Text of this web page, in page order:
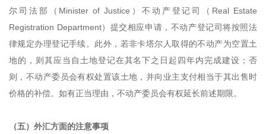
尔司法部（Minister of Justice）不动产登记司（Real Estate
Registration Department）提交相应申请，不动产登记司将按照法
律规定办理登记手续。此外，若非卡塔尔人取得的不动产为空置土
地的，则其应当自土地登记在其名下之日起四年内完成建设；否
则，不动产委员会有权处置该土地，并向业主支付相当于其出售时
价格的补偿。如有正当理由，不动产委员会有权延长前述期限。
（五）外汇方面的注意事项